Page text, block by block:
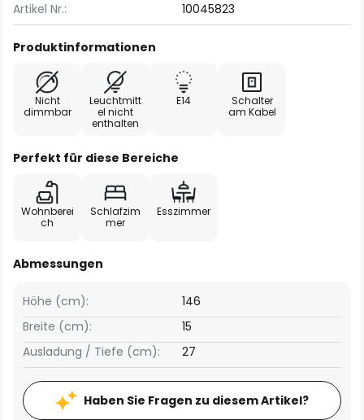
Artikel Nr.: 10045823
Produktinformationen
Nicht
dimmbar
Leuchtmitt
el nicht
enthalten
E14
Schalter
am Kabel
Perfekt für diese Bereiche
Wohnberei
ch
Schlafzim
mer
Esszimmer
Abmessungen
Breite (cm): 15
Höhe (cm): 146
Ausladung / Tiefe (cm): 27
Haben Sie Fragen zu diesem Artikel?